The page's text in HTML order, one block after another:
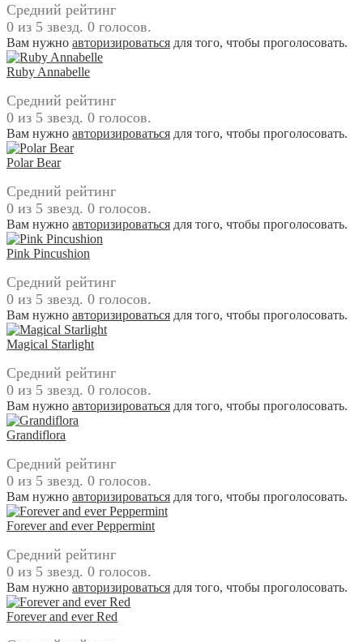
Средний рейтинг
0 из 5 звезд. 0 голосов.
Вам нужно авторизироваться для того, чтобы проголосовать.
Ruby Annabelle
Средний рейтинг
0 из 5 звезд. 0 голосов.
Вам нужно авторизироваться для того, чтобы проголосовать.
Polar Bear
Средний рейтинг
0 из 5 звезд. 0 голосов.
Вам нужно авторизироваться для того, чтобы проголосовать.
Pink Pincushion
Средний рейтинг
0 из 5 звезд. 0 голосов.
Вам нужно авторизироваться для того, чтобы проголосовать.
Magical Starlight
Средний рейтинг
0 из 5 звезд. 0 голосов.
Вам нужно авторизироваться для того, чтобы проголосовать.
Grandiflora
Средний рейтинг
0 из 5 звезд. 0 голосов.
Вам нужно авторизироваться для того, чтобы проголосовать.
Forever and ever Peppermint
Средний рейтинг
0 из 5 звезд. 0 голосов.
Вам нужно авторизироваться для того, чтобы проголосовать.
Forever and ever Red